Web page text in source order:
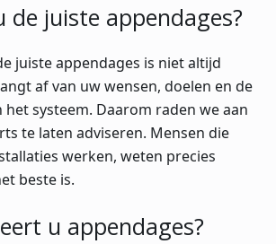
de juiste appendages?
juiste appendages is niet altijd
af van uw wensen, doelen en de
systeem. Daarom raden we aan
te laten adviseren. Mensen die
werken, weten precies
beste is.
u appendages?